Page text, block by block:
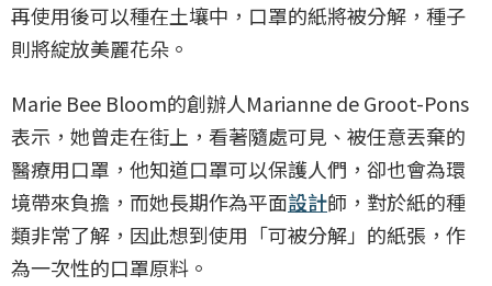
再使用後可以種在土壤中，口罩的紙將被分解，種子
則將綻放美麗花朵。
Marie Bee Bloom的創辦人Marianne de Groot-Pons
表示，她曾走在街上，看著隨處可見、被任意丟棄的
醫療用口罩，他知道口罩可以保護人們，卻也會為環
境帶來負擔，而她長期作為平面設計師，對於紙的種
類非常了解，因此想到使用「可被分解」的紙張，作
為一次性的口罩原料。